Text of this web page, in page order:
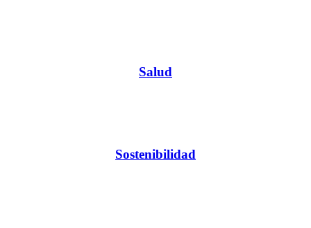
Salud
Sostenibilidad